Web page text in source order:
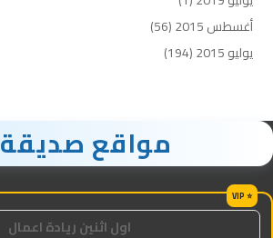
أغسطس 2015
(56)
يوليو 2015
(194)
مواقع صديقة
اول اثنين ريادة اعمال